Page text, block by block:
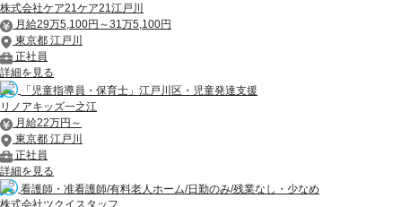
株式会社ケア21ケア21江戸川
月給29万5,100円～31万5,100円
東京都 江戸川
正社員
詳細を見る
「児童指導員・保育士」江戸川区・児童発達支援
リノアキッズ一之江
月給22万円～
東京都 江戸川
正社員
詳細を見る
看護師・准看護師/有料老人ホーム/日勤のみ/残業なし・少なめ